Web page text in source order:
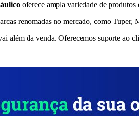
oferece ampla variedade de produtos
renomadas no mercado, como
além da venda. Oferecemos suporte ao